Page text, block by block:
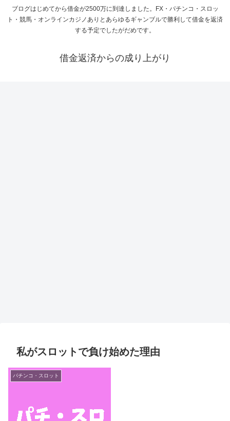
ブログはじめてから借金が2500万に到達しました。FX・パチンコ・スロッ
ト・競馬・オンラインカジノありとあらゆるギャンブルで勝利して借金を返済
する予定でしたがだめです。
借金返済からの成り上がり
私がスロットで負け始めた理由
パチンコ・スロット